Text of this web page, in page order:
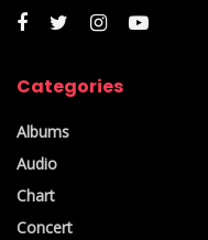
Categories
Albums
Audio
Chart
Concert